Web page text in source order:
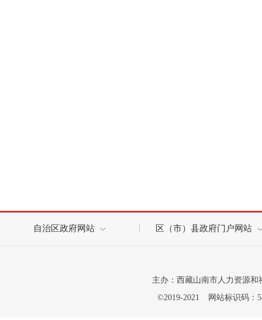
自治区政府网站 区（市）县政府门户网站
主办：西藏山南市人力资源和
©2019-2021
网站标识码：